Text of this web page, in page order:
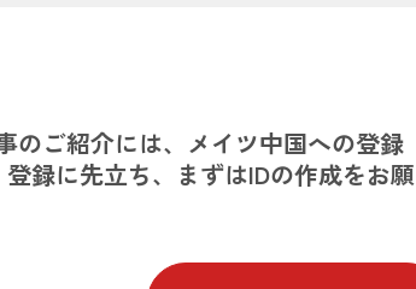
のご紹介には、メイツ中国への登録
登録に先立ち、まずはIDの作成をお願